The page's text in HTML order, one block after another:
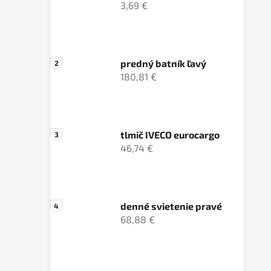
3,69 €
predný batník ľavý
180,81 €
tlmič IVECO eurocargo
46,74 €
denné svietenie pravé
68,88 €